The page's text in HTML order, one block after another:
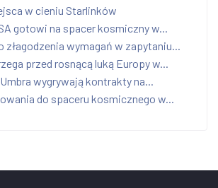
w cieniu Starlinków
gotowi na spacer kosmiczny w...
złagodzenia wymagań w zapytaniu...
przed rosnącą luką Europy w...
wygrywają kontrakty na...
do spaceru kosmicznego w...